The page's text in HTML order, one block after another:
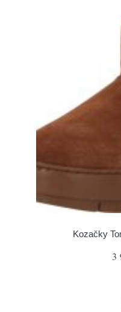
Kozačky
3